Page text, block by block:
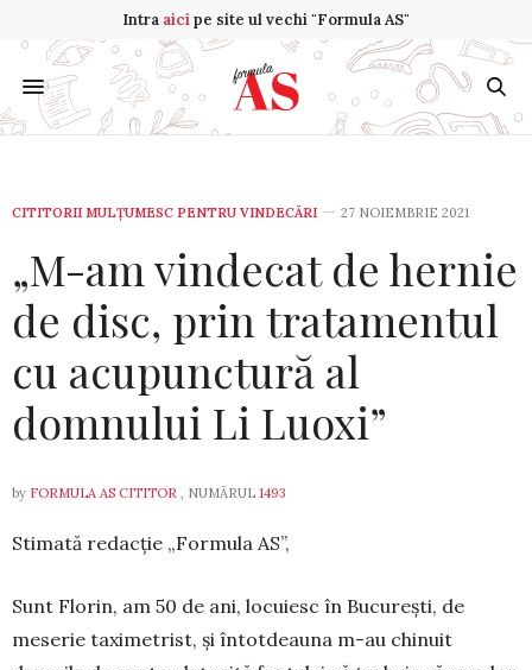
Intra aicipe site ul vechi "Formula AS"
CITITORII MULȚUMESC PENTRU VINDECĂRI 27 NOIEMBRIE 2021
„M-am vindecat de hernie
de disc, prin tratamentul
cu acupunctură al
domnului Li Luoxi”
by FORMULA AS CITITOR , NUMĂRUL 1493
Stimată redacție „Formula AS”,
Sunt Florin, am 50 de ani, locuiesc în Bucu­rești, de
meserie taximetrist, și întotdeauna m-au chi­nuit